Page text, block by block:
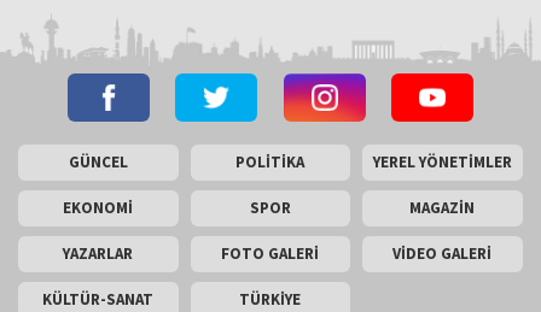
GÜNCEL POLİTİKA YEREL YÖNETİMLER
EKONOMİ SPOR MAGAZİN
YAZARLAR FOTO GALERİ VİDEO GALERİ
KÜLTÜR-SANAT TÜRKİYE